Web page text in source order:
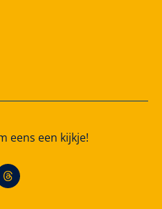
eens een kijkje!